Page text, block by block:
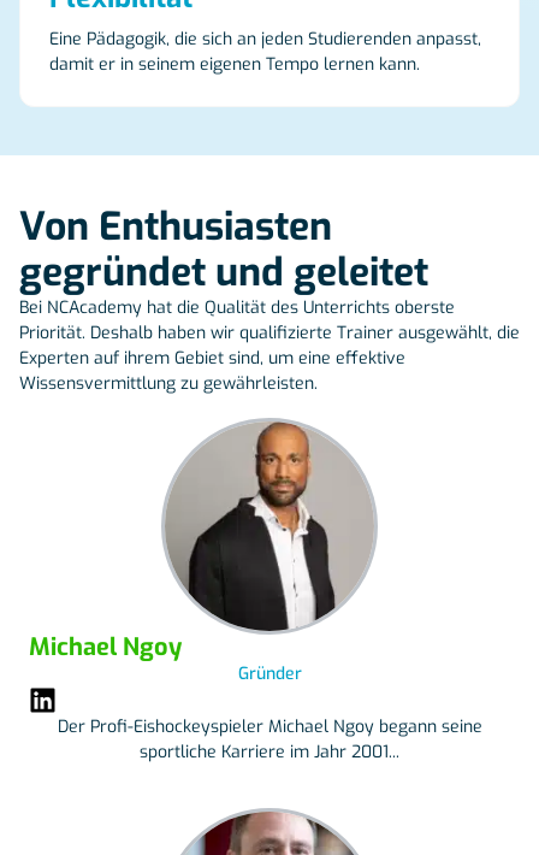
Eine Pädagogik, die sich an jeden Studierenden anpasst,
damit er in seinem eigenen Tempo lernen kann.
Von Enthusiasten
gegründet und geleitet
Bei NCAcademy hat die Qualität des Unterrichts oberste
Priorität. Deshalb haben wir qualifizierte Trainer ausgewählt, die
Experten auf ihrem Gebiet sind, um eine effektive
Wissensvermittlung zu gewährleisten.
Michael Ngoy
Gründer
Der Profi-Eishockeyspieler Michael Ngoy begann seine
sportliche Karriere im Jahr 2001...